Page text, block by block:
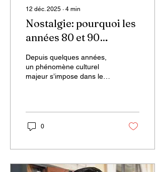
12 déc. 2025 ∙ 4 min
Nostalgie: pourquoi les
années 80 et 90
reviennent en force ?
Depuis quelques années,
un phénomène culturel
majeur s’impose dans le
années 80, 90 et début
20000